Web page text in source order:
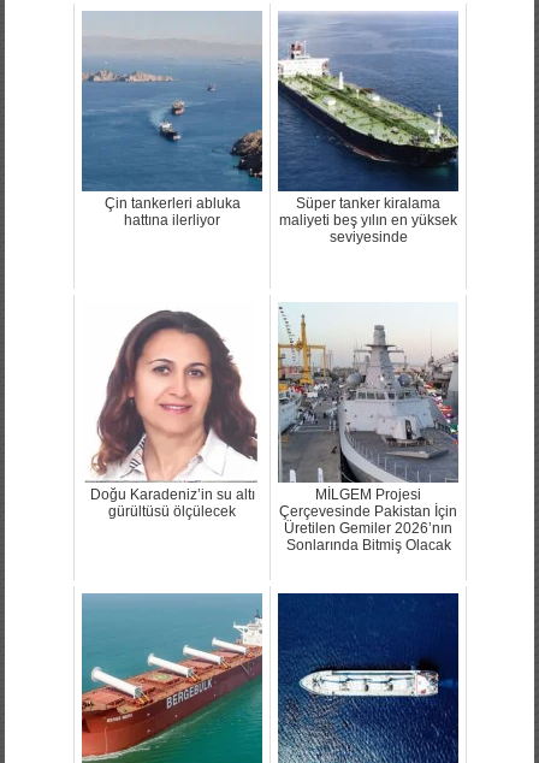
Çin tankerleri abluka
hattına ilerliyor
Süper tanker kiralama
maliyeti beş yılın en yüksek
seviyesinde
Doğu Karadeniz’in su altı
gürültüsü ölçülecek
MİLGEM Projesi
Çerçevesinde Pakistan İçin
Üretilen Gemiler 2026’nın
Sonlarında Bitmiş Olacak